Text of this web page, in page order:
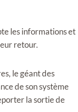
les informations et
retour.
le géant des
de son système
la sortie de